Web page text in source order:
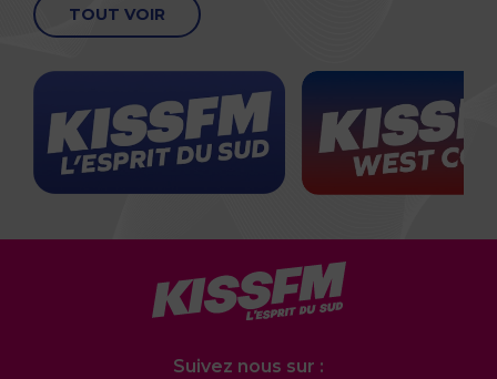
TOUT VOIR
Suivez nous sur :